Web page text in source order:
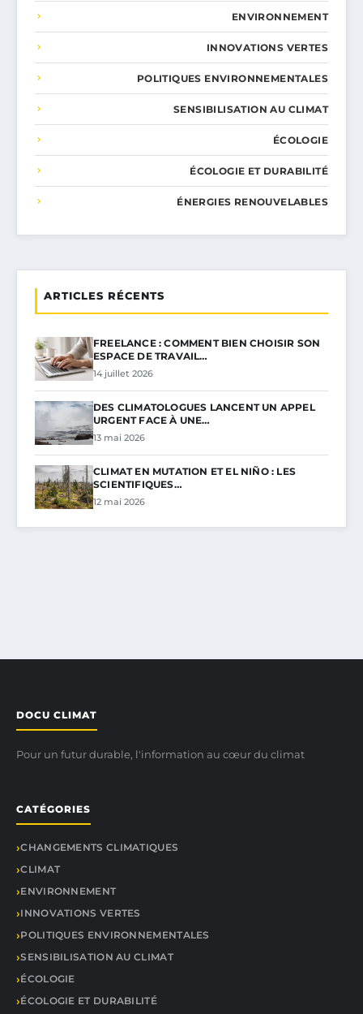
ENVIRONNEMENT
INNOVATIONS VERTES
POLITIQUES ENVIRONNEMENTALES
SENSIBILISATION AU CLIMAT
ÉCOLOGIE
ÉCOLOGIE ET DURABILITÉ
ÉNERGIES RENOUVELABLES
ARTICLES RÉCENTS
FREELANCE : COMMENT BIEN CHOISIR SON
ESPACE DE TRAVAIL…
14 juillet 2026
DES CLIMATOLOGUES LANCENT UN APPEL
URGENT FACE À UNE…
13 mai 2026
CLIMAT EN MUTATION ET EL NIÑO : LES
SCIENTIFIQUES…
12 mai 2026
DOCU CLIMAT
Pour un futur durable, l'information au cœur du climat
CATÉGORIES
CHANGEMENTS CLIMATIQUES
CLIMAT
ENVIRONNEMENT
INNOVATIONS VERTES
POLITIQUES ENVIRONNEMENTALES
SENSIBILISATION AU CLIMAT
ÉCOLOGIE
ÉCOLOGIE ET DURABILITÉ